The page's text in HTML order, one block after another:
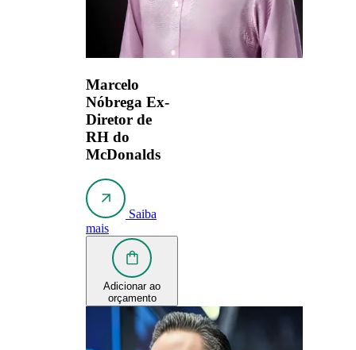
Marcelo
Nóbrega Ex-
Diretor de
RH do
McDonalds
Saiba
mais
Adicionar ao
orçamento